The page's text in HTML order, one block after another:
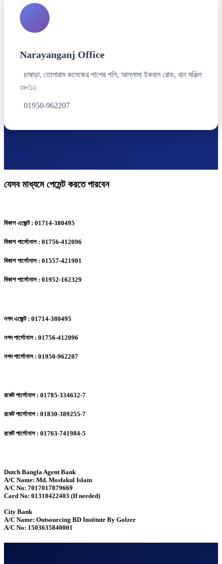
Narayanganj Office
চাষাড়া, তোলারাম কলেজের পাশের গলি, আল্লামা ইকবাল রোড, খান মঞ্জিল
৩৮/১১
01950-962207
যেসব মাধ্যমে পেমেন্ট করতে পারবেন
বিকাশ এজেন্ট : 01714-380495
বিকাশ পার্সোনাল : 01756-412096
বিকাশ পার্সোনাল : 01557-421901
বিকাশ পার্সোনাল : 01952-162329
নগদ এজেন্ট : 01714-380495
নগদ পার্সোনাল : 01756-412096
নগদ পার্সোনাল : 01950-962207
রকেট পার্সোনাল : 01785-334632-7
রকেট পার্সোনাল : 01830-389255-7
রকেট পার্সোনাল : 01763-741984-5
Dutch Bangla Agent Bank
A/C Name: Md. Mosfakul Islam
A/C No: 7017017879669
Card No: 01310422403 (If needed)
City Bank
A/C Name: Outsourcing BD Institute By Golzer
A/C No: 1503635840001